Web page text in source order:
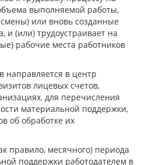
выполняемой работы,
или вновь созданные
и (или) трудоустраивает на
рабочие места работников
направляется в центр
лицевых счетов,
для перечисления
материальной поддержки,
об обработке их
правило, месячного) периода
поддержки работодателем в